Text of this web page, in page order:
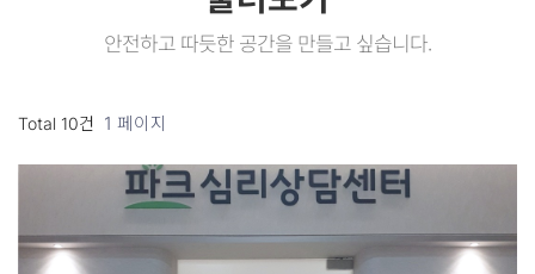
안전하고 따듯한 공간을 만들고 싶습니다.
Total 10건 1 페이지